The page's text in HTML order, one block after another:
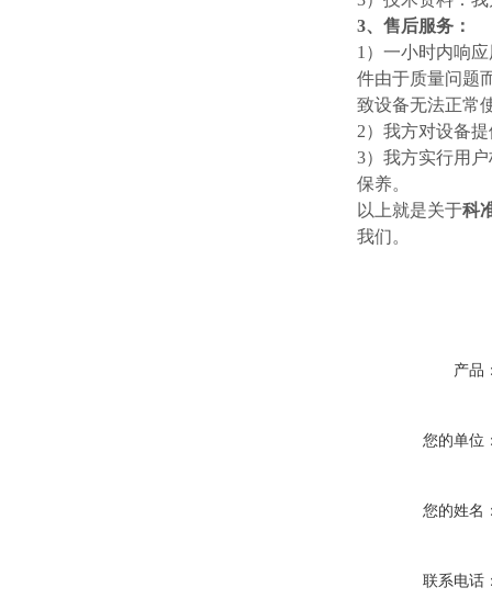
3、售后服务：
1）一小时内响
件由于质量问题
致设备无法正常
2）我方对设备
3）我方实行用
保养。
以上就是关于科
我们。
产品
您的单位
您的姓名
联系电话